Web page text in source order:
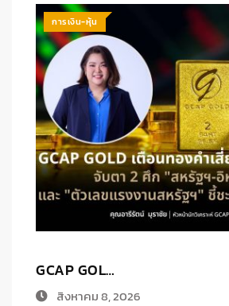
การเงิน-หุ้น
ก.ล.ต. เ…
สิงหาคม 7, 2026